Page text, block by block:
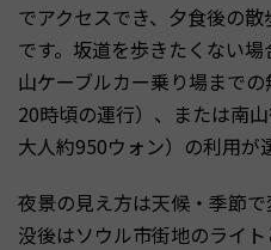
でアクセスでき、夕食後の
です。坂道を歩きたくない
山ケーブルカー乗り場まで
20時頃の運行）、または南
大人約950ウォン）の利用が
夜景の見え方は天候・季節
没後はソウル市街地のライ